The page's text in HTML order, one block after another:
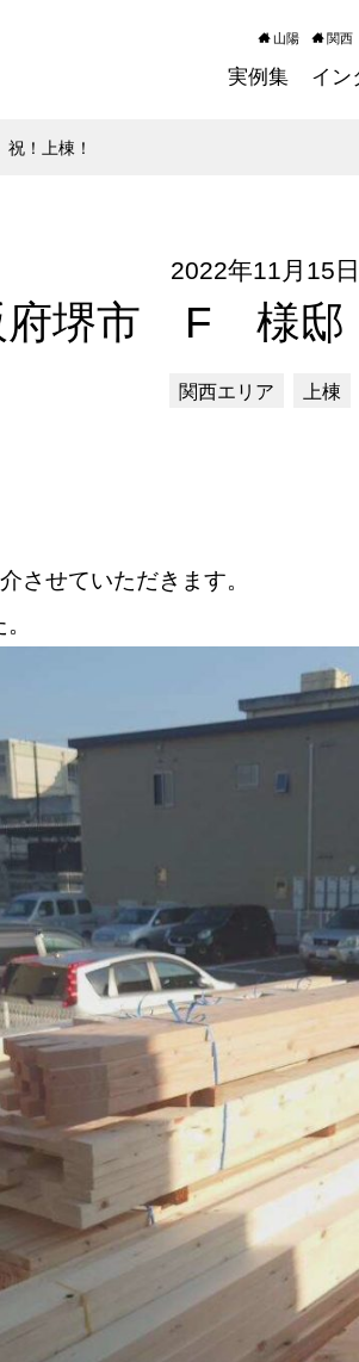
山陽 関西
実例集 イン
！上棟！
2022年11月15日
府堺市 F 様邸
関西エリア 上棟
せていただきます。